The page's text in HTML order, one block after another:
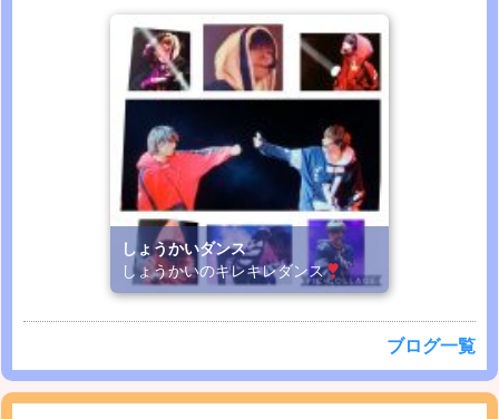
しょうかいダンス
しょうかいのキレキレダンス
ブログ一覧